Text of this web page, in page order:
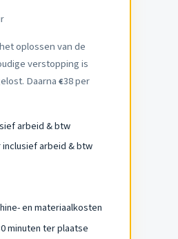
oplossen van de
verstopping is
Daarna €38 per
arbeid & btw
arbeid & btw
en materiaalkosten
minuten ter plaatse